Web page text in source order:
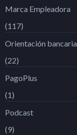
Marca Empleadora
(117)
Orientación bancaria
(22)
PagoPlus
(1)
Podcast
(9)